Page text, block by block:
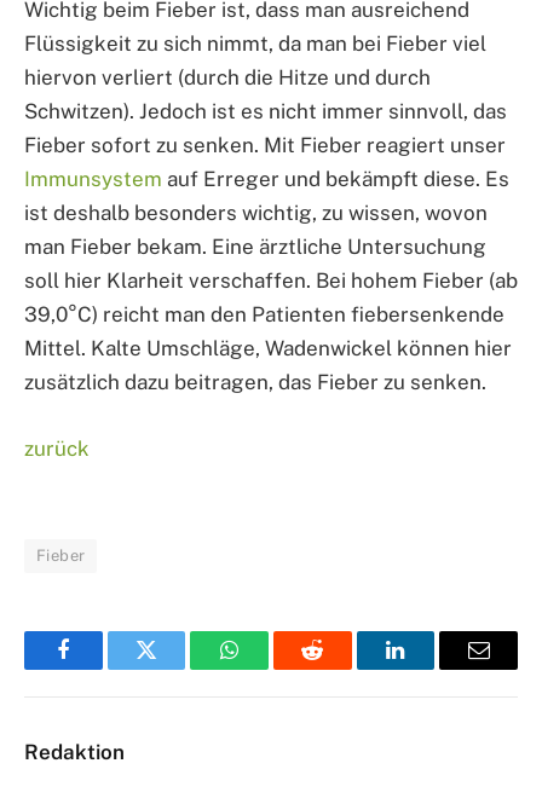
Wichtig beim Fieber ist, dass man ausreichend
Flüssigkeit zu sich nimmt, da man bei Fieber viel
hiervon verliert (durch die Hitze und durch
Schwitzen). Jedoch ist es nicht immer sinnvoll, das
Fieber sofort zu senken. Mit Fieber reagiert unser
Immunsystem auf Erreger und bekämpft diese. Es
ist deshalb besonders wichtig, zu wissen, wovon
man Fieber bekam. Eine ärztliche Untersuchung
soll hier Klarheit verschaffen. Bei hohem Fieber (ab
39,0°C) reicht man den Patienten fiebersenkende
Mittel. Kalte Umschläge, Wadenwickel können hier
zusätzlich dazu beitragen, das Fieber zu senken.
zurück
Fieber
FacebookTwitter WhatsAppReddit LinkedInEmail
Redaktion